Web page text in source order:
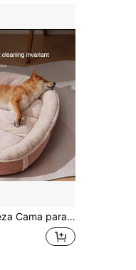
suave y cómoda, cálida, apta para perros y gatos pequeños, medianos y grandes, adecuada para todas las estaciones, esterilla de alta calidad para mascotas, cama para gatos, cama para perros, disponible en varios colores de color marrón con apariencia de ante